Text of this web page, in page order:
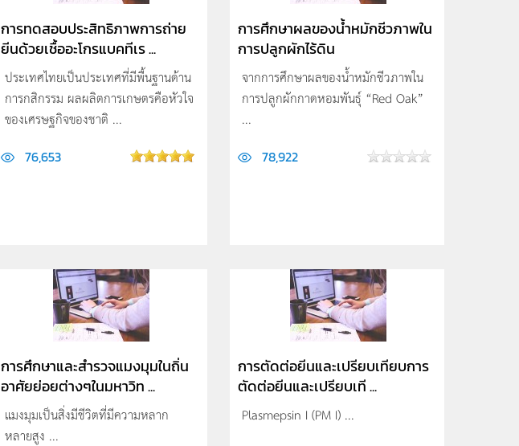
การทดสอบประสิทธิภาพการถ่าย
ยีนด้วยเชื้ออะโกรแบคทีเร ...
ประเทศไทยเป็นประเทศที่มีพื้นฐานด้าน
การกสิกรรม ผลผลิตการเกษตรคือหัวใจ
ของเศรษฐกิจของชาติ ...
76,653
การศึกษาผลของน้ำหมักชีวภาพใน
การปลูกผักไร้ดิน
จากการศึกษาผลของน้ำหมักชีวภาพใน
การปลูกผักกาดหอมพันธุ์ “Red Oak”
...
78,922
การศึกษาและสำรวจแมงมุมในถิ่น
อาศัยย่อยต่างๆในมหาวิท ...
แมงมุมเป็นสิ่งมีชีวิตที่มีความหลาก
หลายสูง ...
การตัดต่อยีนและเปรียบเทียบการ
ตัดต่อยีนและเปรียบเที ...
Plasmepsin I (PM I) ...